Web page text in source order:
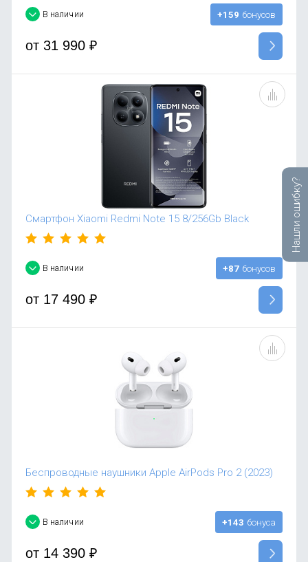
В наличии +159 бонусов
от31 990 ₽
Смартфон Xiaomi Redmi Note 15 8/256Gb Black
В наличии +87 бонусов
от17 490 ₽
Беспроводные наушники Apple AirPods Pro 2 (2023)
В наличии +143 бонуса
от14 390 ₽
Нашли ошибку?